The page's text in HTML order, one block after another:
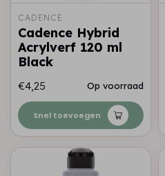
CADENCE
Cadence Hybrid
Acrylverf 120 ml
Black
€4,25 Op voorraad
Snel toevoegen